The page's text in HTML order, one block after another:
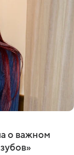
о важном